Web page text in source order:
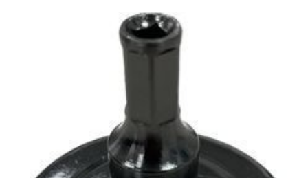
Цепь пильная 29,5
зубьев, 59 звеньев,
шаг 3/8", 1,1 мм
Цепь пильная, 28,5
зубьев, 57 звеньев,
шаг 3/8", 1,1 мм
15.00Br
зубьев, 57 звеньев,
шаг 3/8", 1,1 мм
15.00